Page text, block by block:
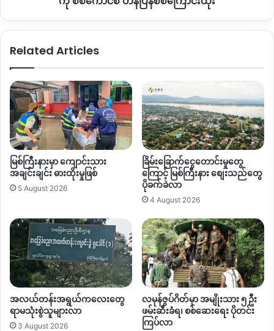
သမားတွေဟာ တောလမ်းကို အသုံးပြုပြီး သွားလာနေကြရပါတယ်။
တပ်ဖွဲ့များ၊ မြန်မာနိုင်ငံလုံးဆိုင်ရာ
ကျောင်းသားများဒီမိုကရက်တစ်
တပ်ဦးABSDFပူးပေါင်းတပ်တွေက တိုက်ခိုက်နေတာလို့ စစ်ရေး
သတင်းရင်းမြစ်တွေကပြောပါတယ်။
By – အမိုး
ထိုး
Related Articles
မြစ်ကြီးနားမှာ ကျောင်းသား
အချင်းချင်း ဓားထိုးမှုဖြစ်
5 August 2026
ခြိမ်းခြောက်ငွေတောင်းမှုတွေ
ကြောင့် မြစ်ကြီးနား စျေးသည်တွေ
ပိုခက်ခဲလာ
4 August 2026
အလယ်တန်းအရွယ်ကလေးတွေ
ရာမသုံးစွဲသူများလာ
3 August 2026
လမုန်ဇွပ်ဂိတ်မှာ အမျိုးသား ၅ ဦး
ဖမ်းဆီးခံရ၊ စစ်ဆေးရေး ပိုတင်း
ကြပ်လာ